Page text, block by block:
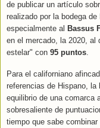
de publicar un artículo
realizado por la bodega
especialmente al Bassus
en el mercado, la 2020, al
estelar" con 95 puntos
Para el californiano
referencias de Hispano, la
equilibrio de una comarca
sobresaliente de
tiempo que sabe